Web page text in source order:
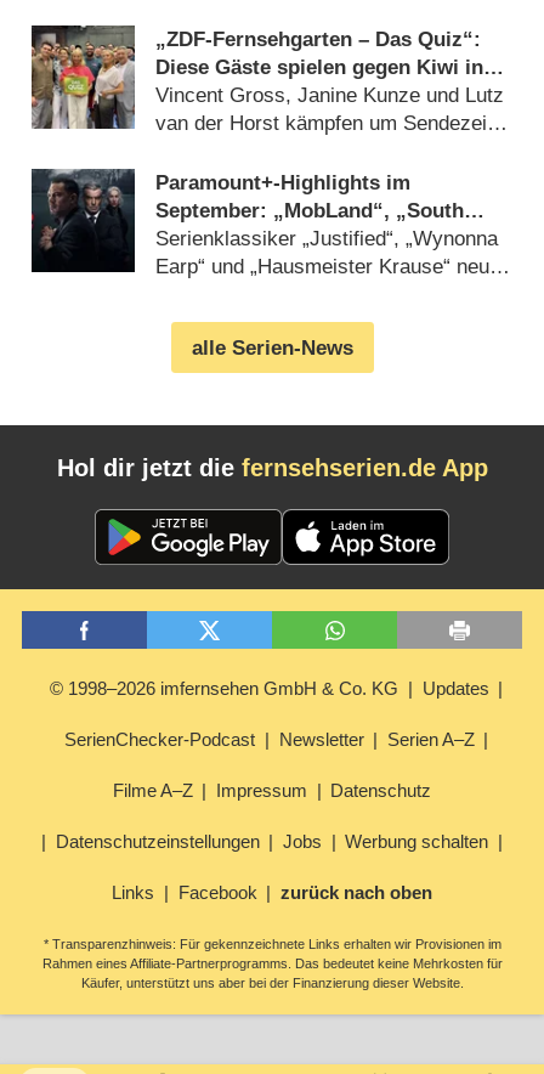
„ZDF-Fernsehgarten – Das Quiz“:
Diese Gäste spielen gegen Kiwi in
der Sonderfolge am 9. August 2026
Vincent Gross, Janine Kunze und Lutz
van der Horst kämpfen um Sendezeit
Paramount+-Highlights im
September: „MobLand“, „South
Park“, „FBI“, „DOC“ und
„Farscape“
Serienklassiker „Justified“, „Wynonna
Earp“ und „Hausmeister Krause“ neu
alle Serien-News
Hol dir jetzt die fernsehserien.de App
© 1998–2026 imfernsehen GmbH & Co. KG Updates
SerienChecker-Podcast Newsletter Serien A–Z
Filme A–Z Impressum Datenschutz
Datenschutzeinstellungen Jobs Werbung schalten
Links Facebook zurück nach oben
* Transparenzhinweis: Für gekennzeichnete Links erhalten wir Provisionen im
Rahmen eines Affiliate-Partnerprogramms. Das bedeutet keine Mehrkosten für
Käufer, unterstützt uns aber bei der Finanzierung dieser Website.